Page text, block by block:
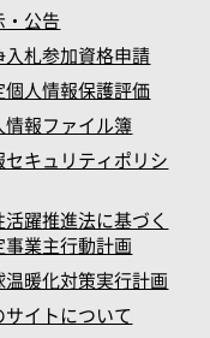
・公告
入札参加資格申請
個人情報保護評価
情報ファイル簿
セキュリティポリシ
活躍推進法に基づく
事業主行動計画
温暖化対策実行計画
サイトについて